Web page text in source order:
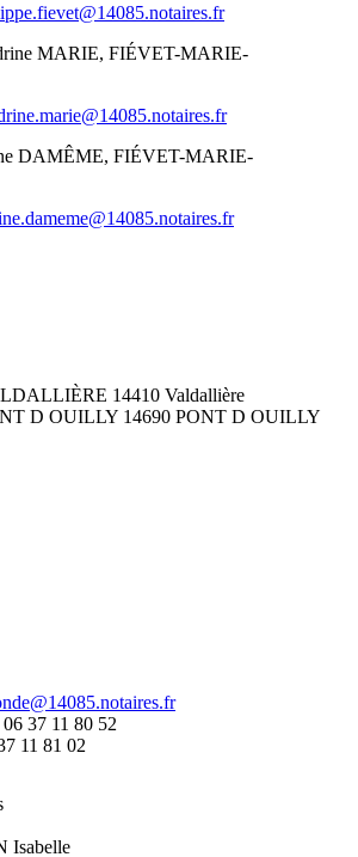
14410 Valdallière
D OUILLY 14690 PONT D OUILLY
06 37 11 80 52
11 81 02
Isabelle